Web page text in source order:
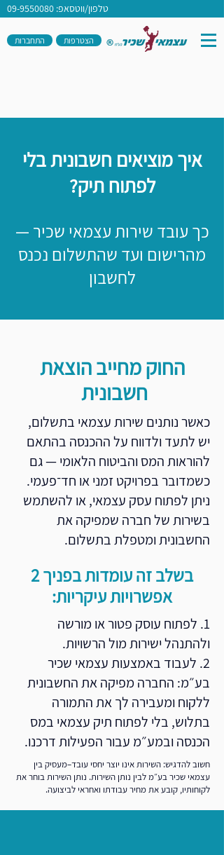
טלפון/ווטסאפ: 09-9550080
התחברות הצטרפות
איך מוציאים חשבונית בלי
לפתוח תיק?
כך עובד שירות עצמאי שכיר —
מהרישום ועד שהתשלום נכנס
לחשבון
החוק מחייב הוצאת
חשבונית
כאשר נותנים שירות עצמאי בתשלום,
יש לתעד ולדווח על ההכנסה בהתאם
להוראות המס והביטוח הלאומי — גם
כשמדובר בפרויקט זמני או חד־פעמי.
ניתן לפתוח עסק עצמאי, או להשתמש
בשירות של חברה שמפיקה את
החשבונית ומטפלת בתשלום.
בשלב זה עומדות בפניך 2
אפשרויות עיקריות:
1. לפתוח עוסק פטור או מורשה
ולהתנהל ישירות מול הרשויות.
2. לעבוד באמצעות עצמאי שכיר
בע״מ: החברה מפיקה את החשבונית
ללקוח ומעבירה לך את התמורה
בתלוש, בלי לפתוח תיק עצמאי במס
הכנסה ובמע״מ עבור הפעילות דרכנו.
חשוב להדגיש: השירות אינו יוצר יחסי עובד–מעסיק בין
עצמאי שכיר בע״מ לבין נותן השירות. נותן השירות בוחר את
לקוחותיו, קובע את מחיר עבודתו ואחראי לביצועה.